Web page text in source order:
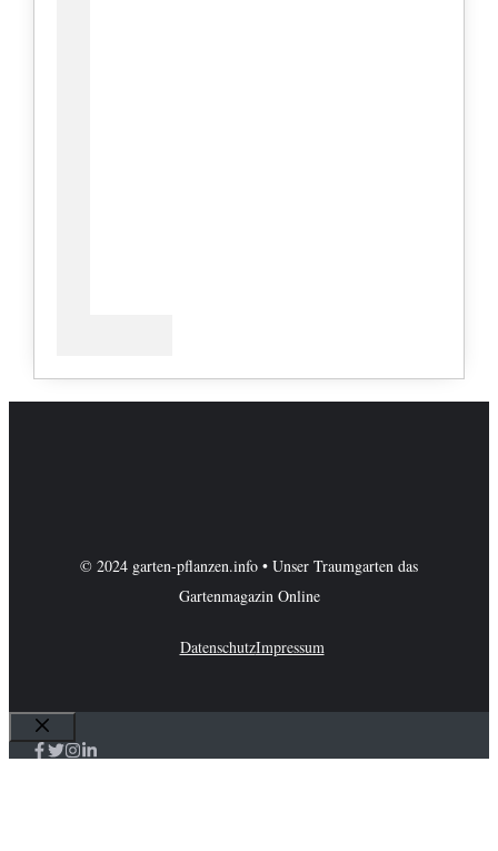
© 2024 garten-pflanzen.info • Unser Traumgarten das
Gartenmagazin Online
DatenschutzImpressum
Schließen